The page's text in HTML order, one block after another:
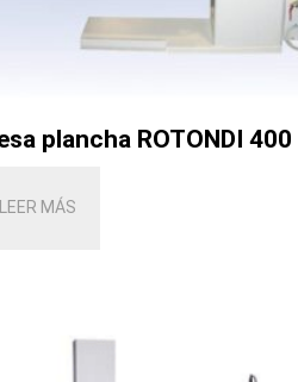
plancha ROTONDI 400
LEER MÁS